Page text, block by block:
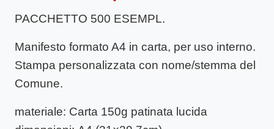
PACCHETTO 500 ESEMPL.
Manifesto formato A4 in carta, per uso interno.
Stampa personalizzata con nome/stemma del
Comune.
materiale: Carta 150g patinata lucida